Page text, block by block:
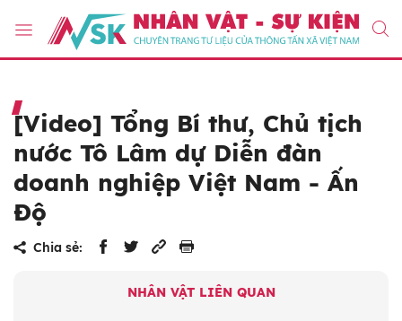
[Video] Tổng Bí thư, Chủ tịch
nước Tô Lâm dự Diễn đàn
doanh nghiệp Việt Nam - Ấn
Độ
Chia sẻ:
NHÂN VẬT LIÊN QUAN